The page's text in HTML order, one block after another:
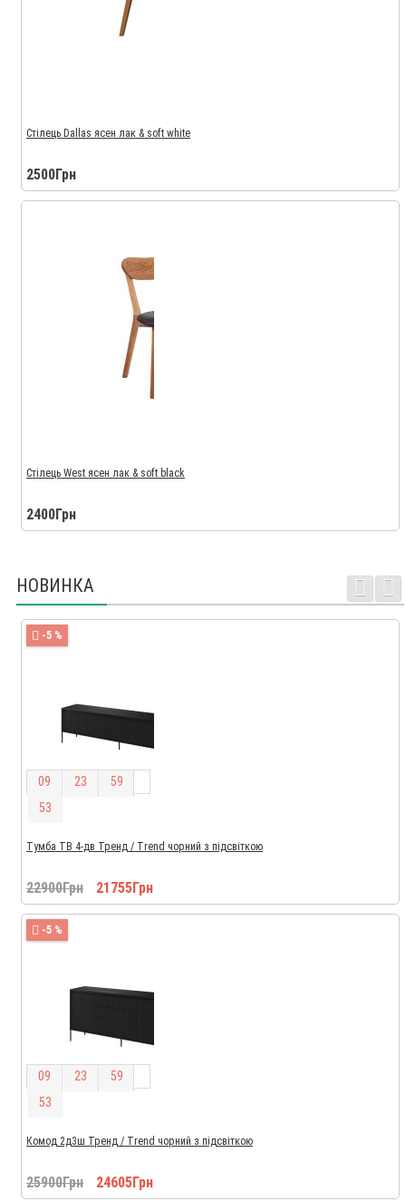
Стілець Dallas ясен лак & soft white
2500Грн
Стілець West ясен лак & soft black
2400Грн
НОВИНКА
-5 %
09 23 59
52
Тумба ТВ 4-дв Тренд / Trend чорний з підсвіткою
22900Грн 21755Грн
-5 %
09 23 59
52
Комод 2д3ш Тренд / Trend чорний з підсвіткою
25900Грн 24605Грн